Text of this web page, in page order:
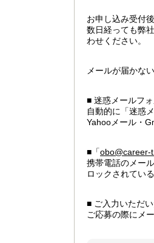
お申し込み受付
数日経っても弊
わせください。
メールが届かな
■ 迷惑メールフ
自動的に「迷惑
Yahooメール・
■「obo@career-
携帯電話のメー
ロックされてい
■ ご入力いただ
ご応募の際にメ